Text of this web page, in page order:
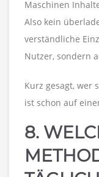
Maschinen
Also kein
verständliche
Nutzer, sondern
Kurz gesagt, wer
ist schon auf
8.